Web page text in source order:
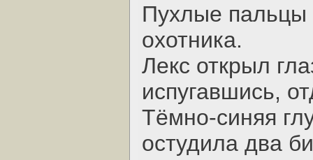
Пухлые пальцы
охотника.
Лекс открыл
испугавшись,
Тёмно-синяя
остудила два